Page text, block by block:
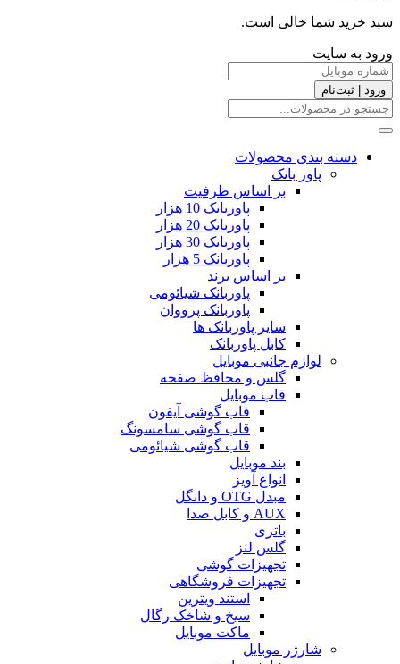
سبد خرید شما خالی است.
ورود به سایت
ورود | ثبت‌نام
دسته بندی محصولات
پاور بانک
بر اساس ظرفیت
پاوربانک 10 هزار
پاوربانک 20 هزار
پاوربانک 30 هزار
پاوربانک 5 هزار
بر اساس برند
پاوربانک شیائومی
پاوربانک پرووان
سایر پاوربانک ها
کابل پاوربانک
لوازم جانبی موبایل
گلس و محافظ صفحه
قاب موبایل
قاب گوشی آیفون
قاب گوشی سامسونگ
قاب گوشی شیائومی
بند موبایل
انواع آویز
مبدل OTG و دانگل
AUX و کابل صدا
باتری
گلس لنز
تجهیزات گوشی
تجهیزات فروشگاهی
استند ویترین
سیخ و شاخک رگال
ماکت موبایل
شارژر موبایل